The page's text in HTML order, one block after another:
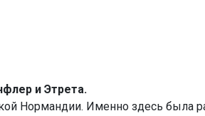
и Этрета.
Нормандии. Именно здесь была